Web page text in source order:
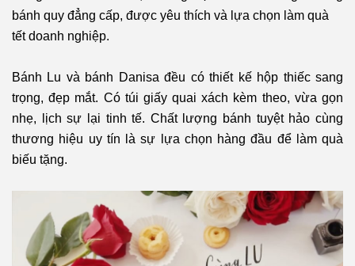
bánh quy đẳng cấp, được yêu thích và lựa chọn làm quà
tết doanh nghiệp.
Bánh Lu và bánh Danisa đều có thiết kế hộp thiếc sang
trọng, đẹp mắt. Có túi giấy quai xách kèm theo, vừa gọn
nhẹ, lịch sự lại tinh tế. Chất lượng bánh tuyệt hảo cùng
thương hiệu uy tín là sự lựa chọn hàng đầu để làm quà
biếu tặng.